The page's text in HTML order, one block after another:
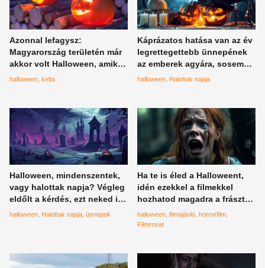
Azonnal lefagysz:
Magyarország területén már
akkor volt Halloween, amikor
Amerikát még fel sem
halloween kelta
Káprázatos hatása van az év
legrettegettebb ünnepének
az emberek agyára, sosem
gondoltál még így a
halloween Halottak napja
Halloween, mindenszentek,
vagy halottak napja? Végleg
eldőlt a kérdés, ezt neked is
tudnod kell
halloween Halottak napja ünnepek
Ha te is éled a Halloweent,
idén ezekkel a filmekkel
hozhatod magadra a frászt
és a nevetést
halloween filmajánló horrorfilm
Filmrovat